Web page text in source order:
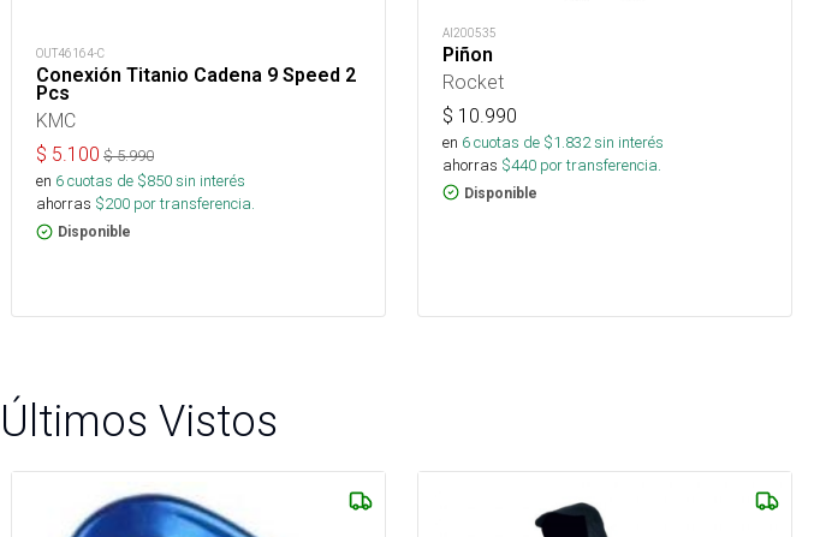
OUT46164-C
Conexión Titanio Cadena 9 Speed 2
Pcs
KMC
$ 5.100 $5.990
en 6cuotas de $850sin interés
ahorras $200 por transferencia.
Disponible
AI200535
Piñon
Rocket
$ 10.990
en 6cuotas de $1.832sin interés
ahorras $440 por transferencia.
Disponible
Últimos Vistos